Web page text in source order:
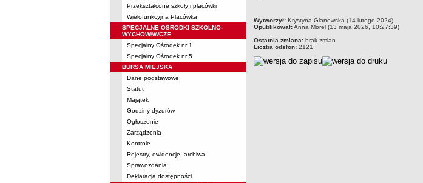
Przekształcone szkoły i placówki
Wielofunkcyjna Placówka
SPECJALNE OŚRODKI SZKOLNO-
WYCHOWAWCZE
Specjalny Ośrodek nr 1
Specjalny Ośrodek nr 5
BURSA MIEJSKA
Dane podstawowe
Statut
Majątek
Godziny dyżurów
Ogłoszenie
Zarządzenia
Kontrole
Rejestry, ewidencje, archiwa
Sprawozdania
Deklaracja dostępności
metryczka
Wytworzył: Krystyna Glanowska (14 lutego 2024)
Opublikował:Anna Morel (13 maja 2026, 10:27:39)
Ostatnia zmiana: brak zmian
Liczba odsłon: 2121